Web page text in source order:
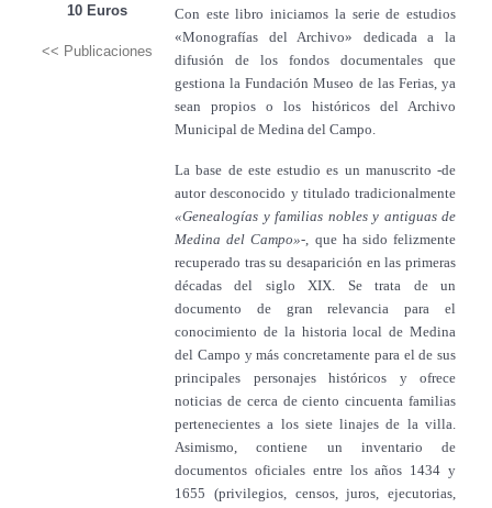
10 Euros
<< Publicaciones
Con este libro iniciamos la serie de estudios
«Monografías del Archivo» dedicada a la
difusión de los fondos documentales que
gestiona la Fundación Museo de las Ferias, ya
sean propios o los históricos del Archivo
Municipal de Medina del Campo.
La base de este estudio es un manuscrito -de
autor desconocido y titulado tradicionalmente
«Genealogías y familias nobles y antiguas de
Medina del Campo»-, que ha sido felizmente
recuperado tras su desaparición en las primeras
décadas del siglo XIX. Se trata de un
documento de gran relevancia para el
conocimiento de la historia local de Medina
del Campo y más concretamente para el de sus
principales personajes históricos y ofrece
noticias de cerca de ciento cincuenta familias
pertenecientes a los siete linajes de la villa.
Asimismo, contiene un inventario de
documentos oficiales entre los años 1434 y
1655 (privilegios, censos, juros, ejecutorias,